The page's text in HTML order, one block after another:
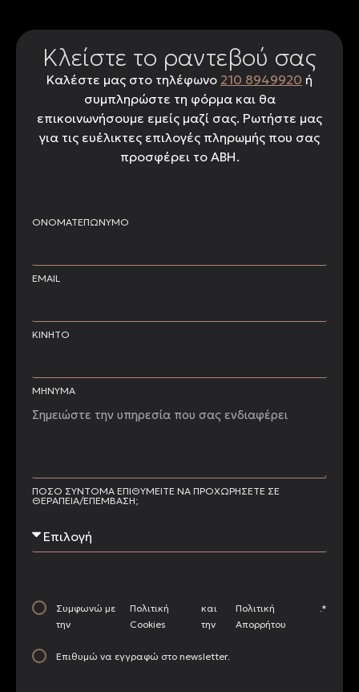
Κλείστε το ραντεβού σας
Kαλέστε μας στο τηλέφωνο 210 8949920 ή
συμπληρώστε τη φόρμα και θα
επικοινωνήσουμε εμείς μαζί σας. Ρωτήστε μας
για τις ευέλικτες επιλογές πληρωμής που σας
προσφέρει το ABH.
ΟΝΟΜΑΤΕΠΩΝΥΜΟ
EMAIL
ΚΙΝΗΤΟ
ΜΗΝΥΜΑ
ΠΌΣΟ ΣΎΝΤΟΜΑ ΕΠΙΘΥΜΕΊΤΕ ΝΑ ΠΡΟΧΩΡΉΣΕΤΕ ΣΕ
ΘΕΡΑΠΕΊΑ/ΕΠΈΜΒΑΣΗ;
Συμφωνώ με
την
Πολιτική
Cookies
και
την
Πολιτική
Απορρήτου
.*
Επιθυμώ να εγγραφώ στο newsletter.